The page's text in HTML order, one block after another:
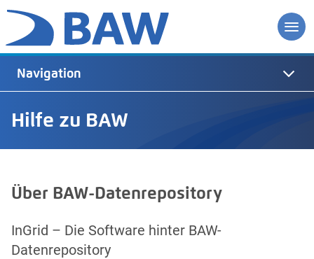
Hilfe zu BAW
Navigation
Über BAW-Datenrepository
InGrid – Die Software hinter BAW-
Datenrepository